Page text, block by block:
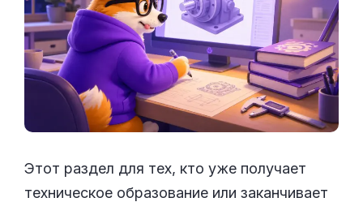
Этот раздел для тех, кто уже получает
техническое образование или заканчивает